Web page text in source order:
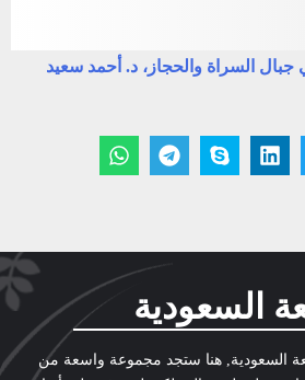
جبال السراة والحجاز، د. أحمد سعيد
السعودية
السعودية, هنا ستجد مجموعة واسعة من